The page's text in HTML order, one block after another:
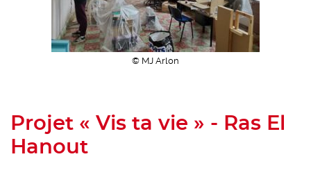
© MJ Arlon
Projet « Vis ta vie » - Ras El
Hanout